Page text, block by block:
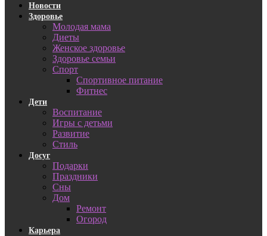
Новости
Здоровье
Молодая мама
Диеты
Женское здоровье
Здоровье семьи
Спорт
Спортивное питание
Фитнес
Дети
Воспитание
Игры с детьми
Развитие
Стиль
Досуг
Подарки
Праздники
Сны
Дом
Ремонт
Огород
Карьера